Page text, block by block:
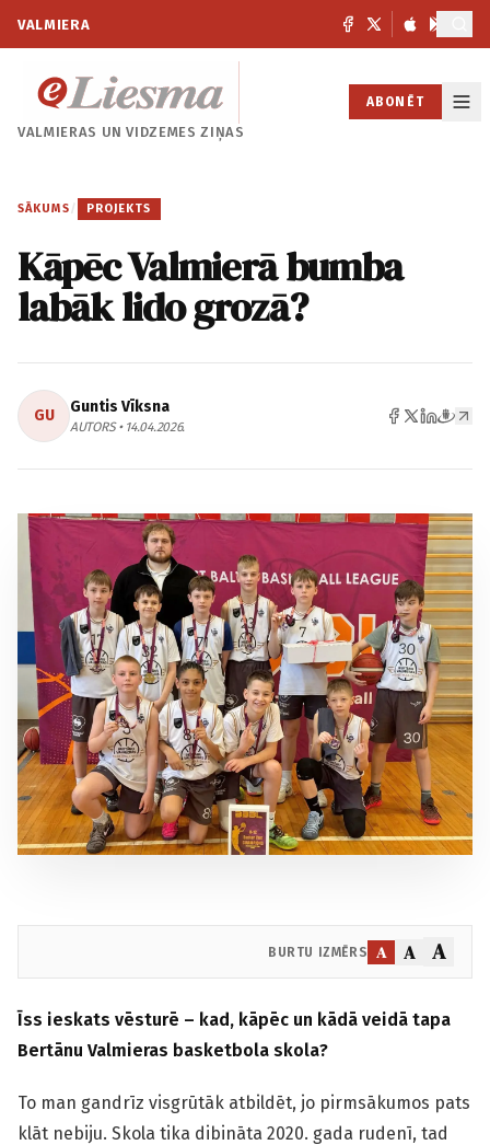
VALMIERA
VALMIERAS UNVIDZEMES ZIŅAS
ABONĒT
SĀKUMS / PROJEKTS
Kāpēc Valmierā bumba
labāk lido grozā?
GU Guntis Vīksna
AUTORS • 14.04.2026.
BURTU IZMĒRS A A A
Īss ieskats vēsturē – kad, kāpēc un kādā veidā tapa
Bertānu Valmieras basketbola skola?
To man gandrīz visgrūtāk atbildēt, jo pirmsākumos pats
klāt nebiju. Skola tika dibināta 2020. gada rudenī, tad